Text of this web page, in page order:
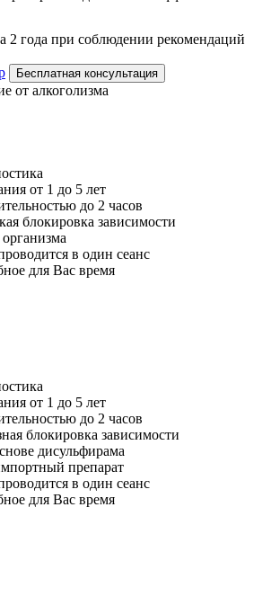
2 года при соблюдении рекомендаций
Бесплатная консультация
от алкоголизма
от 1 до 5 лет
до 2 часов
блокировка зависимости
в один сеанс
для Вас время
от 1 до 5 лет
до 2 часов
блокировка зависимости
дисульфирама
препарат
в один сеанс
для Вас время